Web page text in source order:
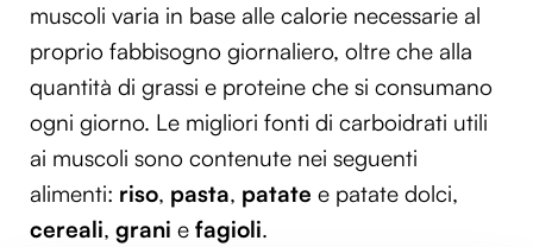
muscoli varia in base alle calorie necessarie al
proprio fabbisogno giornaliero, oltre che alla
quantità di grassi e proteine che si consumano
ogni giorno. Le migliori fonti di carboidrati utili
ai muscoli sono contenute nei seguenti
alimenti: riso, pasta, patate e patate dolci,
cereali, grani e fagioli.